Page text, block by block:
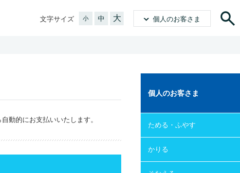
文字サイズ 小 中 大 個人のお客さま
動的にお支払いいたします。
個人のお客さま
ためる・ふやす
かりる